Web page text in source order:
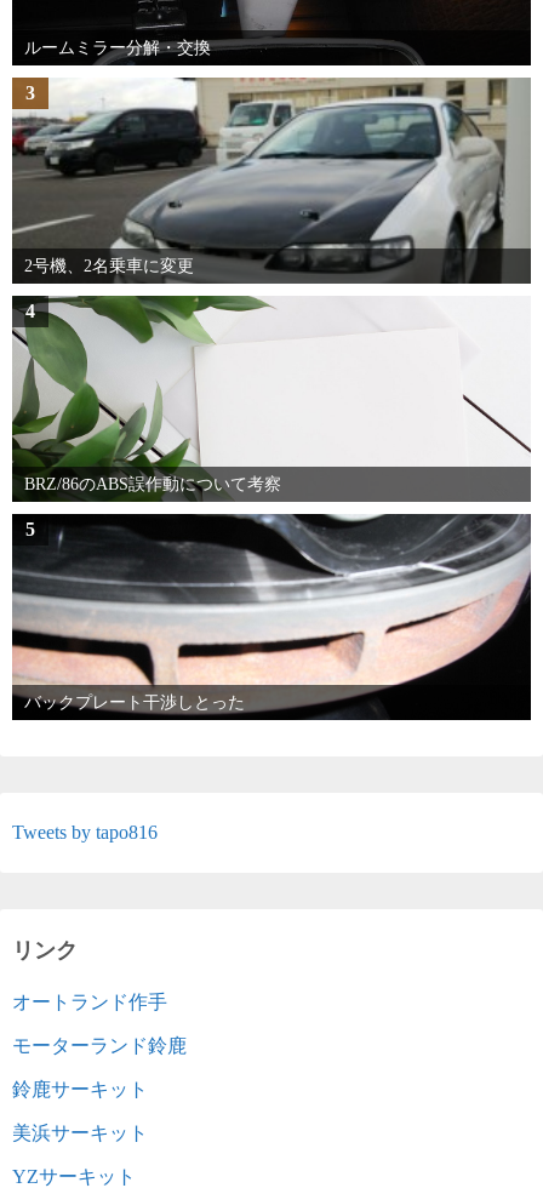
ルームミラー分解・交換
3
2号機、2名乗車に変更
4
BRZ/86のABS誤作動について考察
5
バックプレート干渉しとった
Tweets by tapo816
リンク
オートランド作手
モーターランド鈴鹿
鈴鹿サーキット
美浜サーキット
YZサーキット